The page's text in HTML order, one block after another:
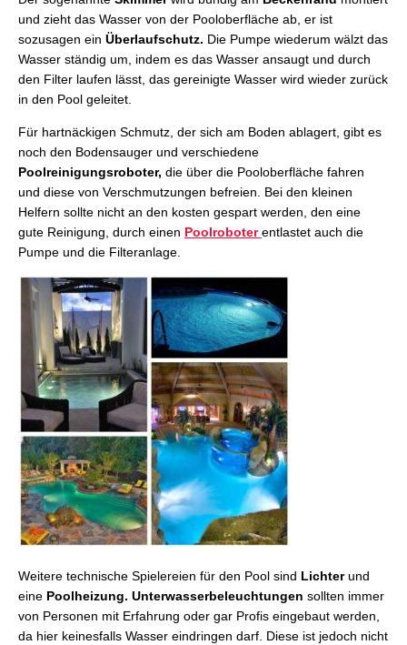
und zieht das Wasser von der Pooloberfläche ab, er ist
sozusagen ein Überlaufschutz. Die Pumpe wiederum wälzt das
Wasser ständig um, indem es das Wasser ansaugt und durch
den Filter laufen lässt, das gereinigte Wasser wird wieder zurück
in den Pool geleitet.
Für hartnäckigen Schmutz, der sich am Boden ablagert, gibt es
noch den Bodensauger und verschiedene
Poolreinigungsroboter, die über die Pooloberfläche fahren
und diese von Verschmutzungen befreien. Bei den kleinen
Helfern sollte nicht an den kosten gespart werden, den eine
gute Reinigung, durch einen Poolroboter entlastet auch die
Pumpe und die Filteranlage.
Weitere technische Spielereien für den Pool sind Lichterund
eine Poolheizung. Unterwasserbeleuchtungen sollten immer
von Personen mit Erfahrung oder gar Profis eingebaut werden,
da hier keinesfalls Wasser eindringen darf. Diese ist jedoch nicht